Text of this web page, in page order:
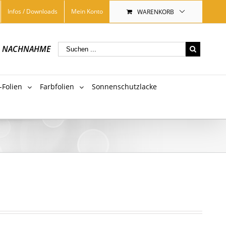
Infos / Downloads Mein Konto WARENKORB
NACHNAHME
Folien Farbfolien Sonnenschutzlacke